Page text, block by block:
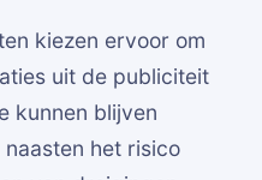
kiezen ervoor om
uit de publiciteit
kunnen blijven
het risico